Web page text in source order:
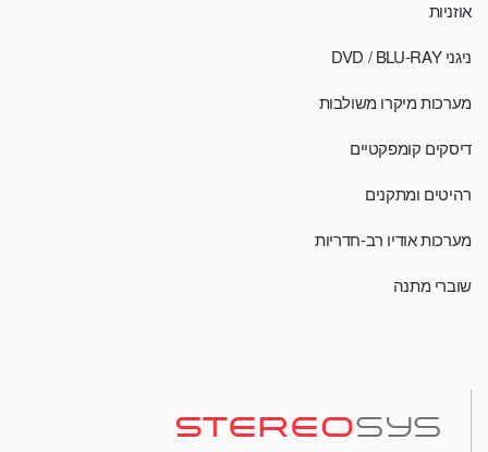
אוזניות
ניגני DVD / BLU-RAY
מערכות מיקרו משולבות
דיסקים קומפקטיים
רהיטים ומתקנים
מערכות אודיו רב-חדריות
שוברי מתנה